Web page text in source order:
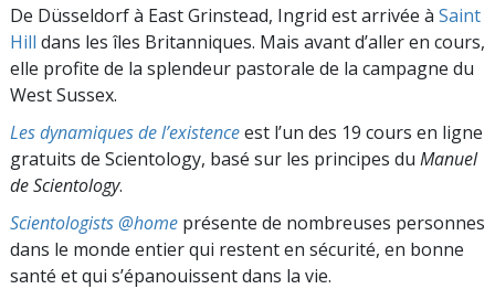
De Düsseldorf à East Grinstead, Ingrid est arrivée à Saint
Hill dans les îles Britanniques. Mais avant d’aller en cours,
elle profite de la splendeur pastorale de la campagne du
West Sussex.
Les dynamiques de l’existenceest l’un des 19 cours en ligne
gratuits de Scientology, basé sur les principes du Manuel
de Scientology.
Scientologists @home présente de nombreuses personnes
dans le monde entier qui restent en sécurité, en bonne
santé et qui s’épanouissent dans la vie.